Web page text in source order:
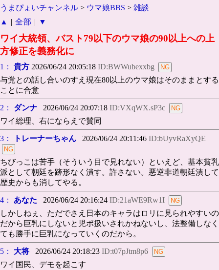
うまぴょいチャンネル > ウマ娘BBS > 雑談
▲
| 全部 | ▼
ワイ大統領、バスト79以下のウマ娘の90以上への上
方修正を義務化に
1： 貴方 2026/06/24 20:05:18 ID:BWWubexxbg
与党との話し合いのすえ現在80以上のウマ娘はそのままとする
ことに合意
2： ダンナ 2026/06/24 20:07:18 ID:VXqWX.sP3c
ワイ総理、右にならえで賛同
3： トレーナーちゃん 2026/06/24 20:11:46 ID:bUyvRaXyQE
ちびっこは苦手（そういう目で見れない）といえど、基本貧乳
派として朝廷を跡形なく潰す。許さない。悪逆非道朝廷潰して
歴史からも消してやる。
4： あなた 2026/06/24 20:16:24 ID:21aWE9Rw1I
しかしねぇ、ただでさえ日本のキャラはロリに見られやすいの
だから巨乳にしないと児ポ扱いされかねないし、法整備しなく
ても勝手に巨乳になっていくのだから。
5： 大将 2026/06/24 20:18:23 ID:t07pJtm8p6
ワイ国民、デモを起こす